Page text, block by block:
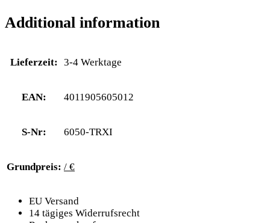
Additional information
Lieferzeit: 3-4 Werktage
EAN: 4011905605012
S-Nr: 6050-TRXI
Grundpreis: / €
EU Versand
14 tägiges Widerrufsrecht